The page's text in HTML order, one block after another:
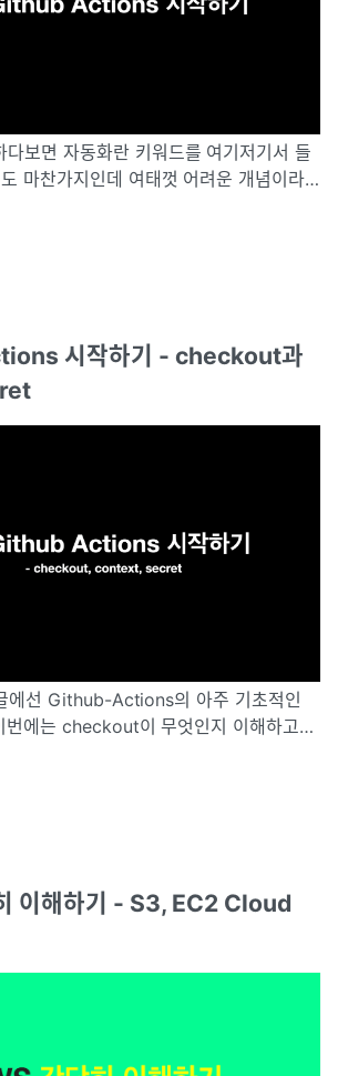
다보면 자동화란 키워드를 여기저기서 들
마찬가지인데 여태껏 어려운 개념이라
려 한다.Github에서는 Github Actions를
시작하기 - checkout과
에선 Github-Actions의 아주 기초적인
번에는 checkout이 무엇인지 이해하고
란? Context는 Runner가 실행될
이해하기 - S3, EC2 Cloud